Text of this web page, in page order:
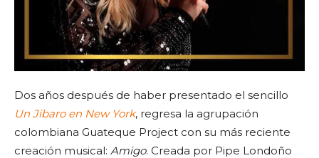
Dos años después de haber presentado el sencillo
Un Jibaro en New York, regresa la agrupación
colombiana Guateque Project con su más reciente
creación musical: Amigo. Creada por Pipe Londoño